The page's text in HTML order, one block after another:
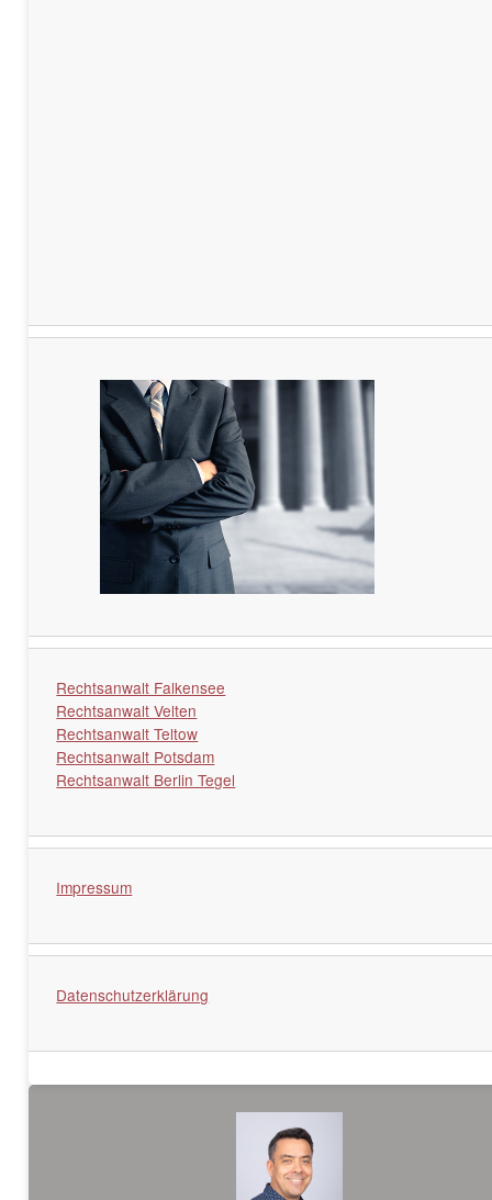
Rechtsanwalt Falkensee
Rechtsanwalt Velten
Rechtsanwalt Teltow
Rechtsanwalt Potsdam
Rechtsanwalt Berlin Tegel
Impressum
Datenschutzerklärung